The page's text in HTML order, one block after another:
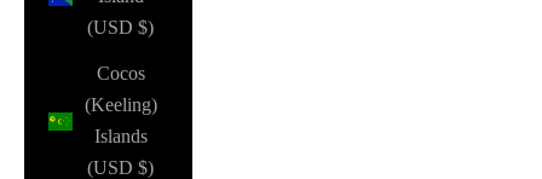
(USD $)
Cocos
(Keeling)
Islands
(USD $)